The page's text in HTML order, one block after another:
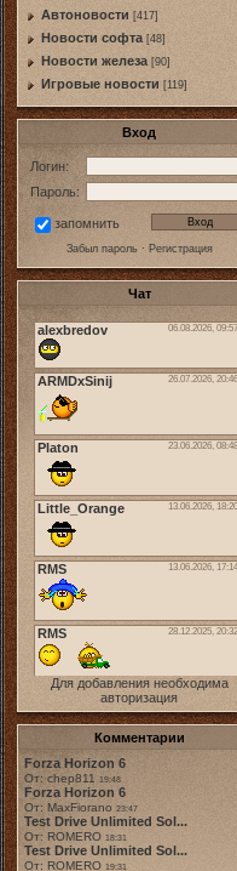
Автоновости [417]
Новости софта [48]
Новоcти железа [90]
Игровые новости [119]
Вход
Логин:
Пароль:
запомнить
Забыл пароль· Регистрация
Чат
Для добавления необходима
авторизация
Комментарии
Forza Horizon 6
От: chep811 19:48
Forza Horizon 6
От: MaxFiorano 23:47
Test Drive Unlimited Sol...
От: ROMERO 18:31
Test Drive Unlimited Sol...
От: ROMERO 19:31